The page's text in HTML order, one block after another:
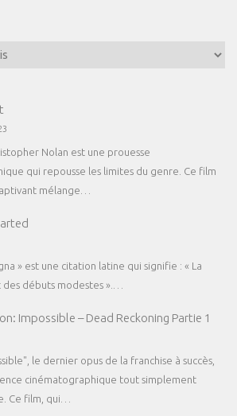
Nolan est une prouesse
qui repousse les limites du genre. Ce film
mélange…
» est une citation latine qui signifie : « La
débuts modestes ».…
Impossible – Dead Reckoning Partie 1
le dernier opus de la franchise à succès,
cinématographique tout simplement
Ce film, qui…